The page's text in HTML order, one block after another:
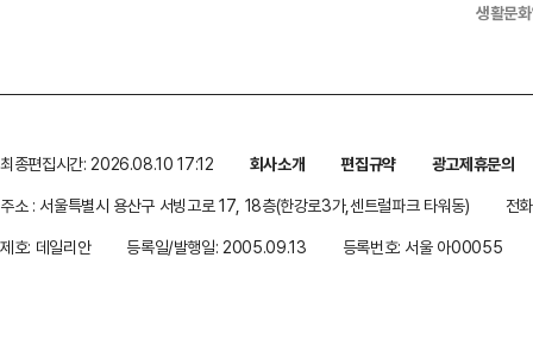
생활문
최종편집시간: 2026.08.10 17:12 회사소개 편집규약
광고제휴문의
주소 : 서울특별시 용산구 서빙고로 17, 18층(한강로3가,센트럴파크 타워동)
전
제호: 데일리안
등록일/발행일: 2005.09.13 등록번호: 서울 아00055